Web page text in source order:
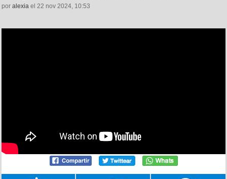
por alexia el 22 nov 2024, 10:53